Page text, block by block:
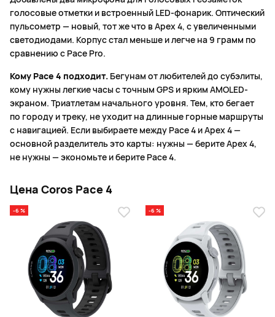
голосовые отметки и встроенный LED-фонарик. Оптический
пульсометр — новый, тот же что в Apex 4, с увеличенными
светодиодами. Корпус стал меньше и легче на 9 грамм по
сравнению с Pace Pro.
Кому Pace 4 подходит. Бегунам от любителей до субэлиты,
кому нужны легкие часы с точным GPS и ярким AMOLED-
экраном. Триатлетам начального уровня. Тем, кто бегает
по городу и треку, не уходит на длинные горные маршруты
с навигацией. Если выбираете между Pace 4 и Apex 4 —
основной разделитель это карты: нужны — берите Apex 4,
не нужны — экономьте и берите Pace 4.
Цена Coros Pace 4
-6 % -6 %